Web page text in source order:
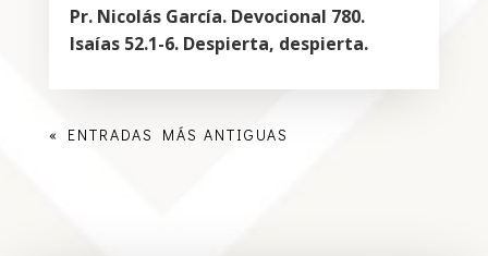
Pr. Nicolás García. Devocional 780.
Isaías 52.1-6. Despierta, despierta.
« ENTRADAS MÁS ANTIGUAS